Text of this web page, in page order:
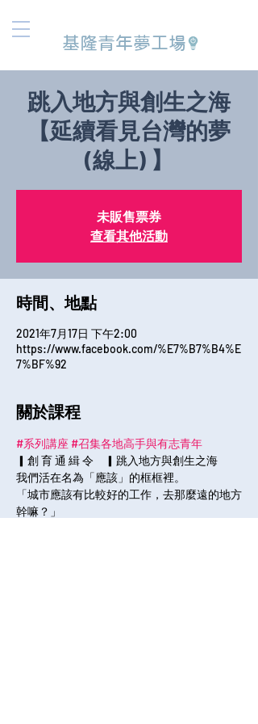
基隆青年夢工場
跳入地方與創生之海
【延續看見台灣的夢
(線上) 】
未販售票券
查看其他活動
時間、地點
2021年7月17日 下午2:00
https://www.facebook.com/%E7%B7%B4%E
7%BF%92
關於課程
#系列講座 #召集各地高手與有志青年
▎創 育 通 緝 令　▎跳入地方與創生之海
我們活在名為「應該」的框框裡。
「城市應該有比較好的工作，去那麼遠的地方
幹嘛？」